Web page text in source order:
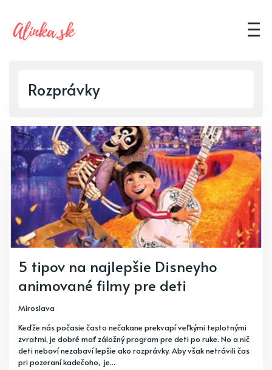
Rozprávky
5 tipov na najlepšie Disneyho
animované filmy pre deti
Miroslava
Keďže nás počasie často nečakane prekvapí veľkými teplotnými
zvratmi, je dobré mať záložný program pre deti po ruke. No a nič
deti nebaví nezabaví lepšie ako rozprávky. Aby však netrávili čas
pri pozeraní kadečoho, je...